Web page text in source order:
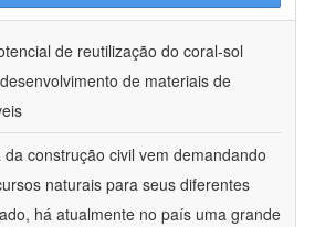
de reutilização do coral-sol
de materiais de
da construção civil vem demandando
naturais para seus diferentes
há atualmente no país uma grande